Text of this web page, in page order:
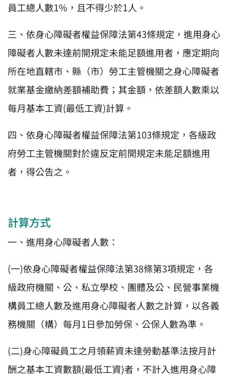
員工總人數1%，且不得少於1人。
三、依身心障礙者權益保障法第43條規定，進用身心
障礙者人數未達前開規定未能足額進用者，應定期向
所在地直轄市、縣（市）勞工主管機關之身心障礙者
就業基金繳納差額補助費；其金額，依差額人數乘以
每月基本工資(最低工資)計算。
四、依身心障礙者權益保障法第103條規定，各級政
府勞工主管機關對於違反定前開規定未能足額進用
者，得公告之。
計算方式
一、進用身心障礙者人數：
(一)依身心障礙者權益保障法第38條第3項規定，各
級政府機關、公、私立學校、團體及公、民營事業機
構員工總人數及進用身心障礙者人數之計算，以各義
務機關（構）每月1日參加勞保、公保人數為準。
(二)身心障礙員工之月領薪資未達勞動基準法按月計
酬之基本工資數額(最低工資)者，不計入進用身心障